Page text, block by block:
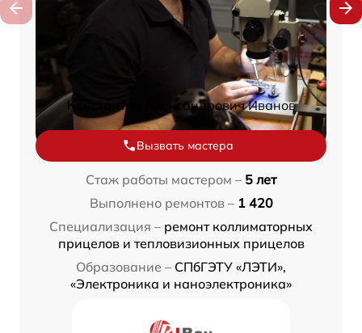
Константин Александрович Иванов
Вызвать мастера
Стаж работы мастером – 5 лет
Выполнено ремонтов – 1 420
Специализация – ремонт коллиматорных
прицелов и тепловизионных прицелов
Образование – СПбГЭТУ «ЛЭТИ»,
«Электроника и наноэлектроника»